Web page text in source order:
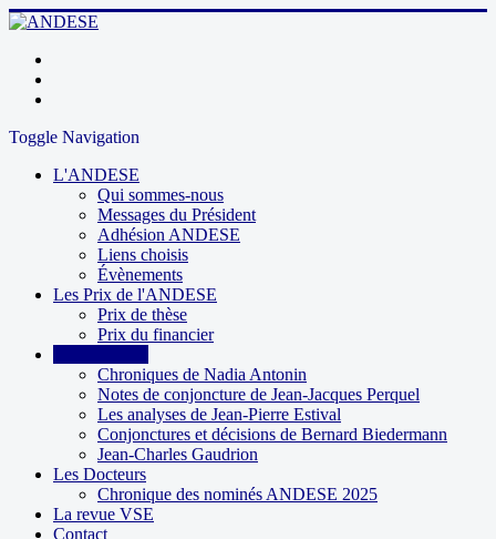
Toggle Navigation
L'ANDESE
Qui sommes-nous
Messages du Président
Adhésion ANDESE
Liens choisis
Évènements
Les Prix de l'ANDESE
Prix de thèse
Prix du financier
Chroniques de Nadia Antonin
Notes de conjoncture de Jean-Jacques Perquel
Les analyses de Jean-Pierre Estival
Conjonctures et décisions de Bernard Biedermann
Jean-Charles Gaudrion
Les Docteurs
Chronique des nominés ANDESE 2025
La revue VSE
Contact